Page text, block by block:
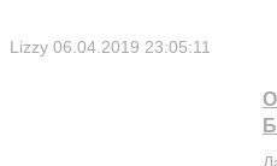
Lizzy 06.04.2019 23:05:11